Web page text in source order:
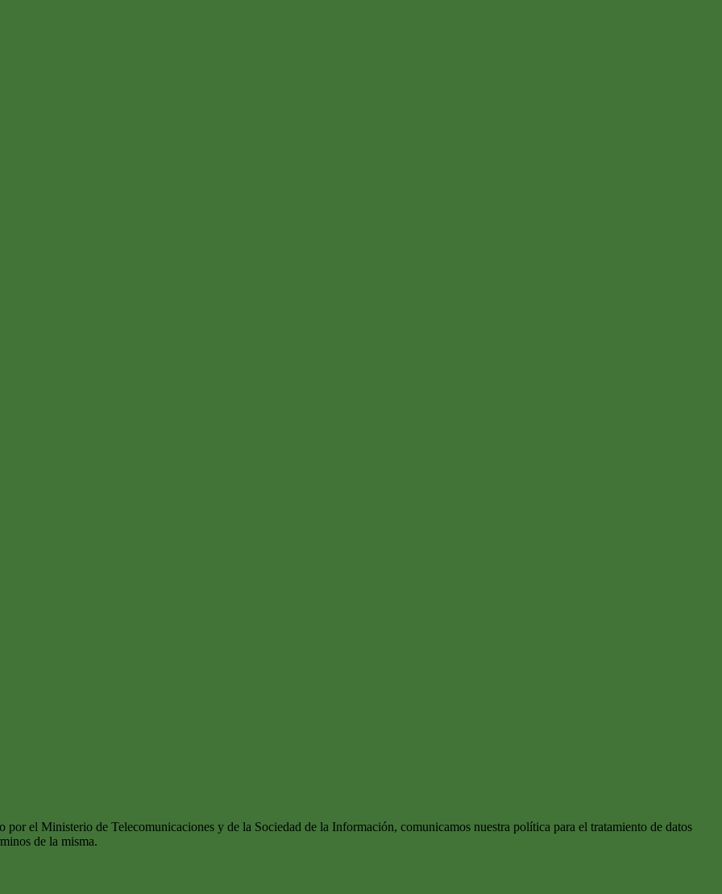
por el Ministerio de Telecomunicaciones y de la Sociedad de la Información, comunicamos nuestra política para el tratamiento de datos
de la misma.